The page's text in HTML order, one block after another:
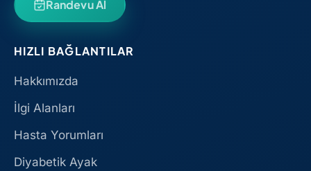
Randevu Al
HIZLI BAĞLANTILAR
Hakkımızda
İlgi Alanları
Hasta Yorumları
Diyabetik Ayak